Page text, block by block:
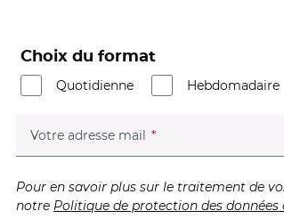
Choix du format
Quotidienne
Hebdomadaire
Votre adresse mail (champ obligatoire)
Pour en savoir plus sur le traitement de
notre Politique de protection des